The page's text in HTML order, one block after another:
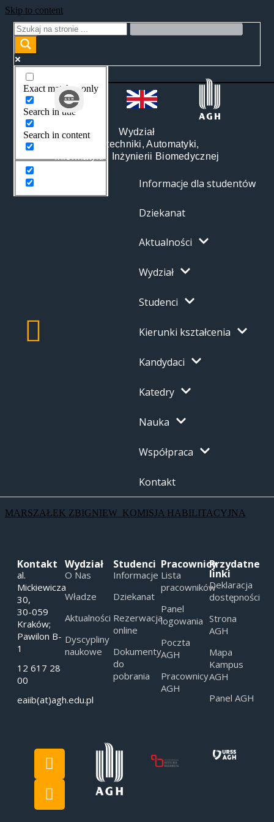
Skip to content
Exact matches only
Search in title
Search in content
Wydział
Elektrotechniki, Automatyki,
Informatyki i Inżynierii Biomedycznej
Informacje dla studentów
Dziekanat
Aktualności
Wydział
Studenci
Kierunki kształcenia
Kandydaci
Katedry
Nauka
Współpraca
Kontakt
MARSZAŁEK ZBIGNIEW_KOMISJA HABILITACYJNA
Kontakt
al.
Mickiewicza
30,
30-059
Kraków;
Pawilon B-
1
12 617 28
00
eaiib(at)agh.edu.pl
Wydział
O Nas
Władze
Aktualności
Dyscypliny
naukowe
Studenci
Informacje
Dziekanat
Rezerwacja
online
Dokumenty
do
pobrania
Pracownicy
Lista
pracowników
Panel
logowania
Poczta
AGH
Pracownicy
AGH
Przydatne
linki
Deklaracja
dostępności
Strona
AGH
Mapa
Kampus
AGH
Panel AGH